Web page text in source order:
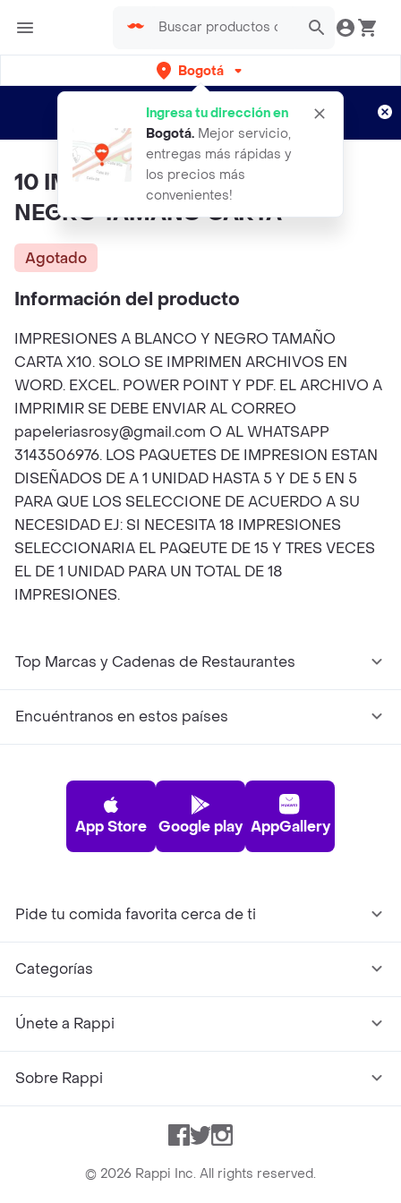
Bogotá
Ingresa tu dirección en
Bogotá. Mejor servicio,
entregas más rápidas y
los precios más
convenientes!
envíos gratis por semanas
Aplican TyC
10 IMPRESIONES A BLANCO Y
NEGRO TAMAÑO CARTA
Agotado
Información del producto
IMPRESIONES A BLANCO Y NEGRO TAMAÑO
CARTA X10. SOLO SE IMPRIMEN ARCHIVOS EN
WORD. EXCEL. POWER POINT Y PDF. EL ARCHIVO A
IMPRIMIR SE DEBE ENVIAR AL CORREO
papeleriasrosy@gmail.com O AL WHATSAPP
3143506976. LOS PAQUETES DE IMPRESION ESTAN
DISEÑADOS DE A 1 UNIDAD HASTA 5 Y DE 5 EN 5
PARA QUE LOS SELECCIONE DE ACUERDO A SU
NECESIDAD EJ: SI NECESITA 18 IMPRESIONES
SELECCIONARIA EL PAQEUTE DE 15 Y TRES VECES
EL DE 1 UNIDAD PARA UN TOTAL DE 18
IMPRESIONES.
Top Marcas y Cadenas de Restaurantes
Encuéntranos en estos países
App Store Google play AppGallery
Pide tu comida favorita cerca de ti
Categorías
Únete a Rappi
Sobre Rappi
Facebook
TwitterInstagram
© 2026 Rappi Inc. All rights reserved.